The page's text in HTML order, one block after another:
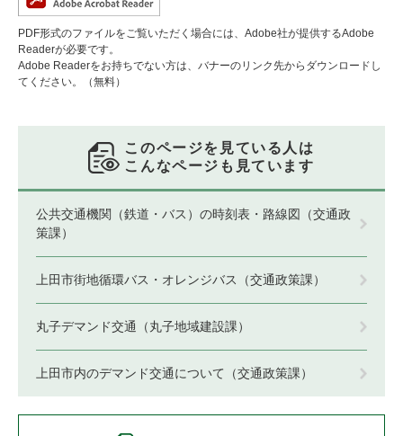
PDF形式のファイルをご覧いただく場合には、Adobe社が提供するAdobe
Readerが必要です。
Adobe Readerをお持ちでない方は、バナーのリンク先からダウンロードし
てください。（無料）
このページを見ている人は
こんなページも見ています
公共交通機関（鉄道・バス）の時刻表・路線図（交通政
策課）
上田市街地循環バス・オレンジバス（交通政策課）
丸子デマンド交通（丸子地域建設課）
上田市内のデマンド交通について（交通政策課）